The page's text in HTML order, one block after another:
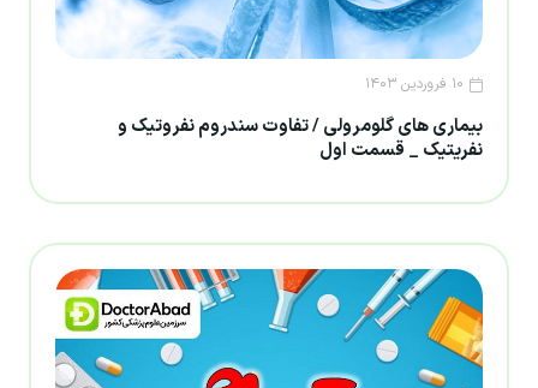
۱۰ فروردین ۱۴۰۳
بیماری های گلومرولی / تفاوت سندروم نفروتیک و
نفریتیک _ قسمت اول